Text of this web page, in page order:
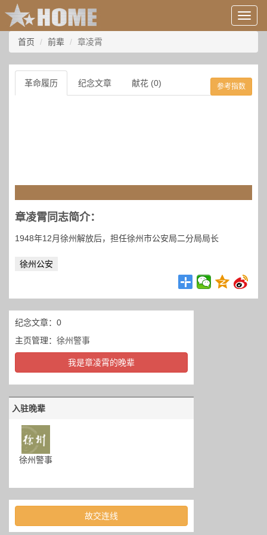
用
户
息/
登
录
等
首页 前辈 章凌霄
革命履历 纪念文章 献花 (0) 参考指数
章凌霄同志简介：
1948年12月徐州解放后，担任徐州市公安局二分局局长
徐州公安
纪念文章：0
主页管理： 徐州警事
我是章凌霄的晚辈
入驻晚辈
徐州警事
故交连线